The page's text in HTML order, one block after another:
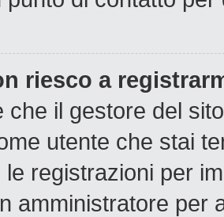
riesco a
che il gestore del
utente che stai
le registrazioni per
amministratore per